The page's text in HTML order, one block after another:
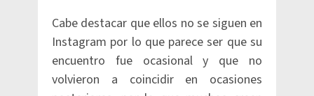
Cabe destacar que ellos no se siguen en
Instagram por lo que parece ser que su
encuentro fue ocasional y que no
volvieron a coincidir en ocasiones